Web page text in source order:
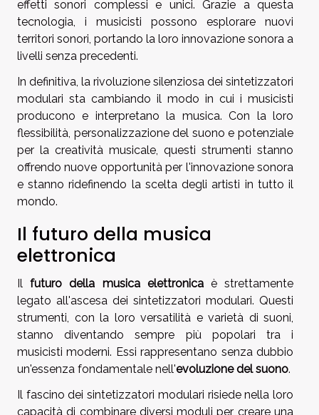
effetti sonori complessi e unici. Grazie a questa
tecnologia, i musicisti possono esplorare nuovi
territori sonori, portando la loro innovazione sonora a
livelli senza precedenti.
In definitiva, la rivoluzione silenziosa dei sintetizzatori
modulari sta cambiando il modo in cui i musicisti
producono e interpretano la musica. Con la loro
flessibilità, personalizzazione del suono e potenziale
per la creatività musicale, questi strumenti stanno
offrendo nuove opportunità per l'innovazione sonora
e stanno ridefinendo la scelta degli artisti in tutto il
mondo.
Il futuro della musica
elettronica
Ilfuturo della musica elettronicaè strettamente
legato all'ascesa dei sintetizzatori modulari. Questi
strumenti, con la loro versatilità e varietà di suoni,
stanno diventando sempre più popolari tra i
musicisti moderni. Essi rappresentano senza dubbio
un'essenza fondamentale nell'evoluzione del suono.
Il fascino dei sintetizzatori modulari risiede nella loro
capacità di combinare diversi moduli per creare una